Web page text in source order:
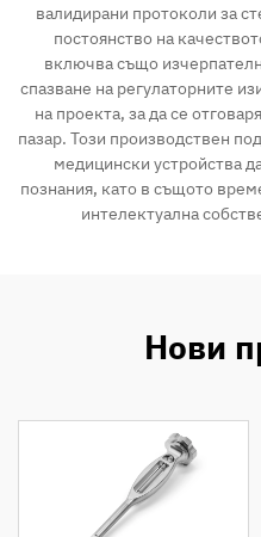
валидирани протоколи за
постоянство на
включва също
спазване на регулаторните
на проекта, за да се
пазар. Този производствен
медицински устройства
познания, като в същото
интелектуална
Нови